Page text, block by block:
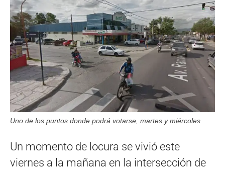
Uno de los puntos donde podrá votarse, martes y miércoles
Un momento de locura se vivió este
viernes a la mañana en la intersección de